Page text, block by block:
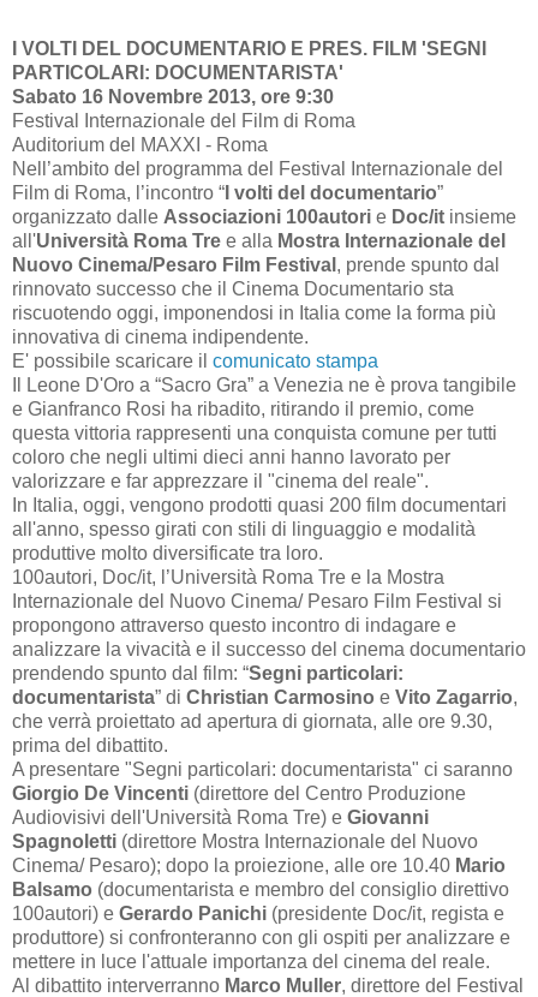
I VOLTI DEL DOCUMENTARIO E PRES. FILM 'SEGNI
PARTICOLARI: DOCUMENTARISTA'
Sabato 16 Novembre 2013, ore 9:30
Festival Internazionale del Film di Roma
Auditorium del MAXXI - Roma
Nell’ambito del programma del Festival Internazionale del
Film di Roma, l’incontro “ I volti del documentario”
organizzato dalle Associazioni 100autori e Doc/it insieme
all'Università Roma Tre e alla Mostra Internazionale del
Nuovo Cinema/Pesaro Film Festival , prende spunto dal
rinnovato successo che il Cinema Documentario sta
riscuotendo oggi, imponendosi in Italia come la forma più
innovativa di cinema indipendente.
E' possibile scaricare il comunicato stampa
Il Leone D'Oro a “Sacro Gra” a Venezia ne è prova tangibile
e Gianfranco Rosi ha ribadito, ritirando il premio, come
questa vittoria rappresenti una conquista comune per tutti
coloro che negli ultimi dieci anni hanno lavorato per
valorizzare e far apprezzare il "cinema del reale".
In Italia, oggi, vengono prodotti quasi 200 film documentari
all'anno, spesso girati con stili di linguaggio e modalità
produttive molto diversificate tra loro.
100autori, Doc/it, l’Università Roma Tre e la Mostra
Internazionale del Nuovo Cinema/ Pesaro Film Festival si
propongono attraverso questo incontro di indagare e
analizzare la vivacità e il successo del cinema documentario
prendendo spunto dal film: “Segni particolari:
documentarista” di Christian Carmosino e Vito Zagarrio,
che verrà proiettato ad apertura di giornata, alle ore 9.30,
prima del dibattito.
A presentare "Segni particolari: documentarista" ci saranno
Giorgio De Vincenti (direttore del Centro Produzione
Audiovisivi dell'Università Roma Tre) e Giovanni
Spagnoletti (direttore Mostra Internazionale del Nuovo
Cinema/ Pesaro); dopo la proiezione, alle ore 10.40 Mario
Balsamo (documentarista e membro del consiglio direttivo
100autori) e Gerardo Panichi (presidente Doc/it, regista e
produttore) si confronteranno con gli ospiti per analizzare e
mettere in luce l'attuale importanza del cinema del reale.
Al dibattito interverranno Marco Muller, direttore del Festival